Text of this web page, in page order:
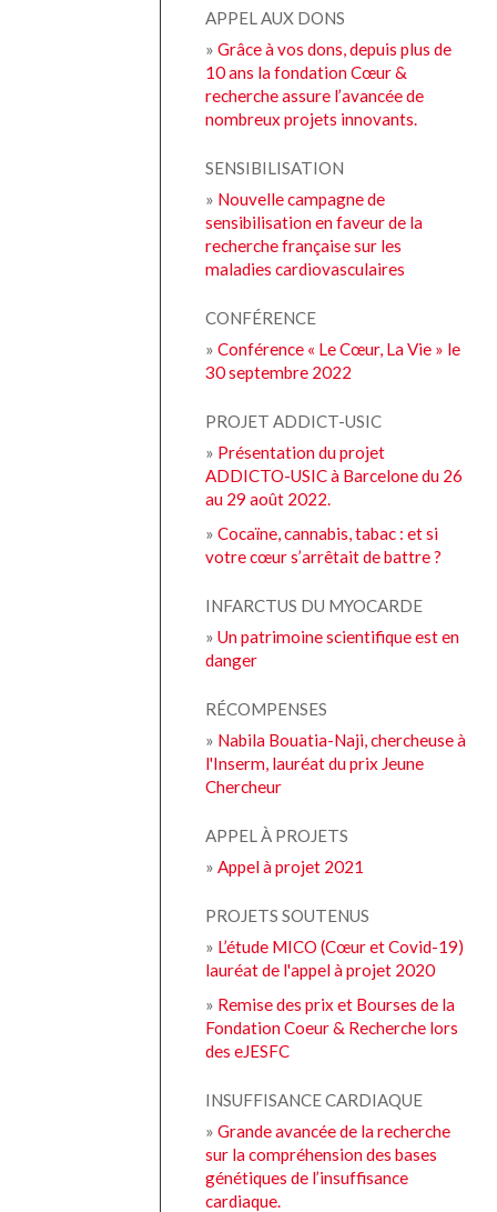
APPEL AUX DONS
»Grâce à vos dons, depuis plus de
10 ans la fondation Cœur &
recherche assure l’avancée de
nombreux projets innovants.
SENSIBILISATION
» Nouvelle campagne de
sensibilisation en faveur de la
recherche française sur les
maladies cardiovasculaires
CONFÉRENCE
»Conférence « Le Cœur, La Vie » le
30 septembre 2022
PROJET ADDICT-USIC
» Présentation du projet
ADDICTO-USIC à Barcelone du 26
au 29 août 2022.
»Cocaïne, cannabis, tabac : et si
votre cœur s’arrêtait de battre ?
INFARCTUS DU MYOCARDE
»Un patrimoine scientifique est en
danger
RÉCOMPENSES
» Nabila Bouatia-Naji, chercheuse à
l'Inserm, lauréat du prix Jeune
Chercheur
APPEL À PROJETS
»Appel à projet 2021
PROJETS SOUTENUS
» L’étude MICO (Cœur et Covid-19)
lauréat de l'appel à projet 2020
» Remise des prix et Bourses de la
Fondation Coeur & Recherche lors
des eJESFC
INSUFFISANCE CARDIAQUE
»Grande avancée de la recherche
sur la compréhension des bases
génétiques de l’insuffisance
cardiaque.